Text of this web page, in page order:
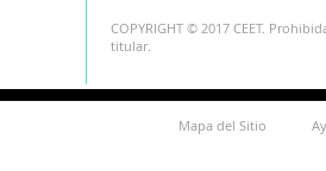
COPYRIGHT © 2017 CEET.
titular.
Mapa del Sitio